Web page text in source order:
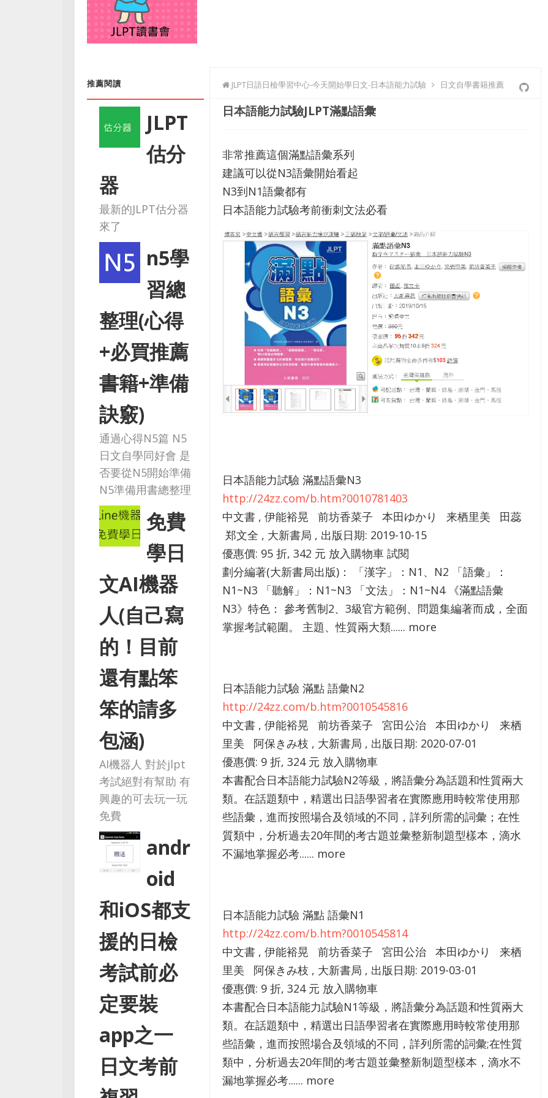
推薦閱讀
JLPT
估分
器
最新的JLPT估分器
來了
n5學
習總
整理(心得
+必買推薦
書籍+準備
訣竅)
通過心得N5篇 N5
日文自學同好會 是
否要從N5開始準備
N5準備用書總整理
免費
學日
文AI機器
人(自己寫
的！目前
還有點笨
笨的請多
包涵)
AI機器人 對於jlpt
考試絕對有幫助 有
興趣的可去玩一玩
免費
andr
oid
和iOS都支
援的日檢
考試前必
定要裝
app之一
日文考前
JLPT日語日檢學習中心-今天開始學日文-日本語能力試驗 日文自學書籍推薦
日本語能力試驗JLPT滿點語彙
非常推薦這個滿點語彙系列
建議可以從N3語彙開始看起
N3到N1語彙都有
日本語能力試驗考前衝刺文法必看
日本語能力試驗 滿點語彙N3
http://24zz.com/b.htm?0010781403
中文書 , 伊能裕晃 前坊香菜子 本田ゆかり 来栖里美 田蕊
郑文全 , 大新書局 , 出版日期: 2019-10-15
優惠價: 95 折, 342 元 放入購物車 試閱
劃分編著(大新書局出版)： 「漢字」：N1、N2 「語彙」：
N1~N3 「聽解」：N1~N3 「文法」：N1~N4 《滿點語彙
N3》特色： 參考舊制2、3級官方範例、問題集編著而成，全面
掌握考試範圍。 主題、性質兩大類...... more
日本語能力試驗 滿點 語彙N2
http://24zz.com/b.htm?0010545816
中文書 , 伊能裕晃 前坊香菜子 宮田公治 本田ゆかり 来栖
里美 阿保きみ枝 , 大新書局 , 出版日期: 2020-07-01
優惠價: 9 折, 324 元 放入購物車
本書配合日本語能力試驗N2等級，將語彙分為話題和性質兩大
類。在話題類中，精選出日語學習者在實際應用時較常使用那
些語彙，進而按照場合及領域的不同，詳列所需的詞彙；在性
質類中，分析過去20年間的考古題並彙整新制題型樣本，滴水
不漏地掌握必考...... more
日本語能力試驗 滿點 語彙N1
http://24zz.com/b.htm?0010545814
中文書 , 伊能裕晃 前坊香菜子 宮田公治 本田ゆかり 来栖
里美 阿保きみ枝 , 大新書局 , 出版日期: 2019-03-01
優惠價: 9 折, 324 元 放入購物車
本書配合日本語能力試驗N1等級，將語彙分為話題和性質兩大
類。在話題類中，精選出日語學習者在實際應用時較常使用那
些語彙，進而按照場合及領域的不同，詳列所需的詞彙;在性質
類中，分析過去20年間的考古題並彙整新制題型樣本，滴水不
漏地掌握必考...... more